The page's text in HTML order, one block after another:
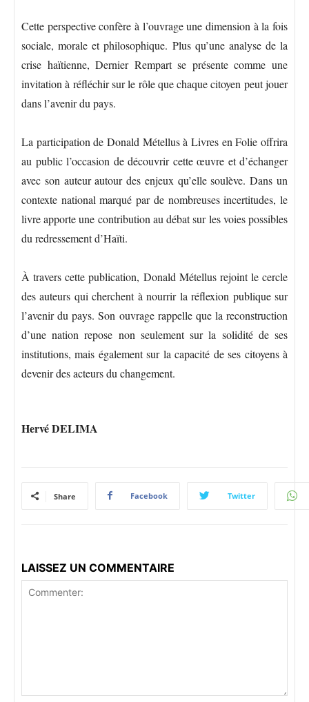
Cette perspective confère à l’ouvrage une dimension à la fois
sociale, morale et philosophique. Plus qu’une analyse de la
crise haïtienne, Dernier Rempart se présente comme une
invitation à réfléchir sur le rôle que chaque citoyen peut jouer
dans l’avenir du pays.
La participation de Donald Métellus à Livres en Folie offrira
au public l’occasion de découvrir cette œuvre et d’échanger
avec son auteur autour des enjeux qu’elle soulève. Dans un
contexte national marqué par de nombreuses incertitudes, le
livre apporte une contribution au débat sur les voies possibles
du redressement d’Haïti.
À travers cette publication, Donald Métellus rejoint le cercle
des auteurs qui cherchent à nourrir la réflexion publique sur
l’avenir du pays. Son ouvrage rappelle que la reconstruction
d’une nation repose non seulement sur la solidité de ses
institutions, mais également sur la capacité de ses citoyens à
devenir des acteurs du changement.
Hervé DELIMA
Share Facebook Twitter
LAISSEZ UN COMMENTAIRE